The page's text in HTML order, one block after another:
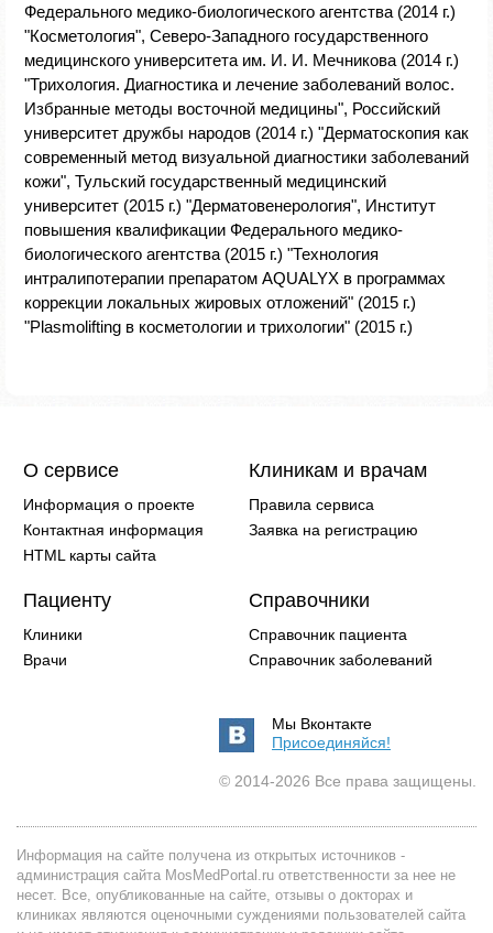
Федерального медико-биологического агентства (2014 г.)
"Косметология", Северо-Западного государственного
медицинского университета им. И. И. Мечникова (2014 г.)
"Трихология. Диагностика и лечение заболеваний волос.
Избранные методы восточной медицины", Российский
университет дружбы народов (2014 г.) "Дерматоскопия как
современный метод визуальной диагностики заболеваний
кожи", Тульский государственный медицинский
университет (2015 г.) "Дерматовенерология", Институт
повышения квалификации Федерального медико-
биологического агентства (2015 г.) "Технология
интралипотерапии препаратом AQUALYX в программах
коррекции локальных жировых отложений" (2015 г.)
"Plasmolifting в косметологии и трихологии" (2015 г.)
О сервисе
Информация о проекте
Контактная информация
HTML карты сайта
Клиникам и врачам
Правила сервиса
Заявка на регистрацию
Пациенту
Клиники
Врачи
Справочники
Справочник пациента
Справочник заболеваний
Мы Вконтакте
Присоединяйся!
© 2014-2026 Все права защищены.
Информация на сайте получена из открытых источников -
администрация сайта MosMedPortal.ru ответственности за нее не
несет. Все, опубликованные на сайте, отзывы о докторах и
клиниках являются оценочными суждениями пользователей сайта